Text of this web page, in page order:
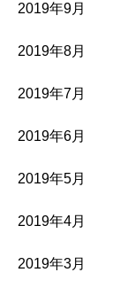
2019年9月
2019年8月
2019年7月
2019年6月
2019年5月
2019年4月
2019年3月